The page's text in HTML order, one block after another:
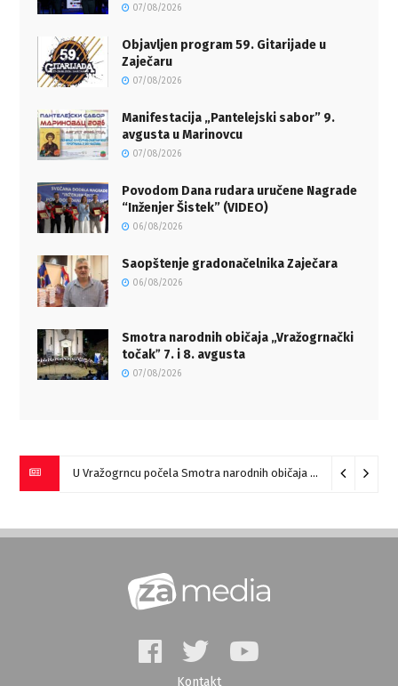
07/08/2026
Objavljen program 59. Gitarijade u
Zaječaru
07/08/2026
Manifestacija „Pantelejski sabor” 9.
avgusta u Marinovcu
07/08/2026
Povodom Dana rudara uručene Nagrade
“Inženjer Šistek” (VIDEO)
06/08/2026
Saopštenje gradonačelnika Zaječara
06/08/2026
Smotra narodnih običaja „Vražogrnački
točakˮ 7. i 8. avgusta
07/08/2026
U Vražogrncu počela Smotra narodnih običaja „Vražogrnački točak“
Kontakt